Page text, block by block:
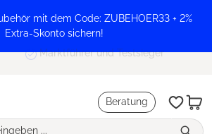
mit dem Code: ZUBEHOER33 + 2%
Extra-Skonto sichern!
Marktführer und Testsieger
Beratung